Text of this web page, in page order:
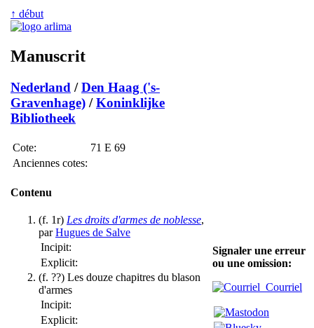
↑ début
Manuscrit
Nederland /Den Haag ('s-
Gravenhage) /Koninklijke
Bibliotheek
Cote:
71 E 69
Anciennes cotes:
Contenu
(f. 1r) Les droits d'armes de noblesse,
parHugues de Salve
Incipit:
Explicit:
(f. ??) Les douze chapitres du blason
d'armes
Incipit:
Explicit:
Signaler une erreur
ou une omission:
Courriel